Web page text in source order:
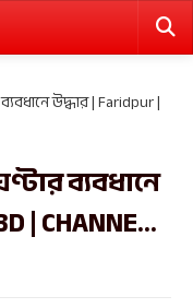
উদ্ধার | Faridpur |
ব্যবধানে
| CHANNE...